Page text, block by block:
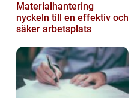
Materialhantering
nyckeln till en effektiv och
säker arbetsplats